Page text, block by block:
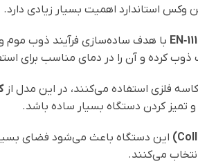
استاندارد اهمیت بسیار زیادی دارد.
با هدف ساده‌سازی فرآیند ذوب موم
کرده و آن را در دمای مناسب برای
فلزی استفاده می‌کنند، در این مدل از
کردن دستگاه بسیار ساده باشد.
این دستگاه باعث می‌شود فضای
می‌کنند.